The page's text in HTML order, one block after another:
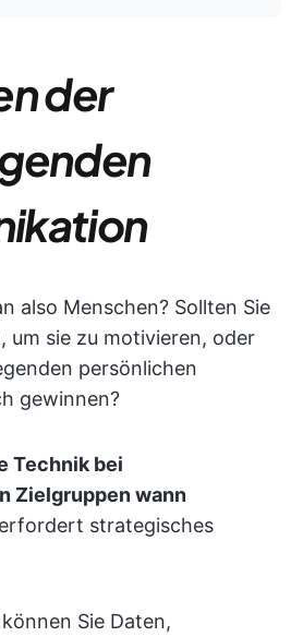
der
also Menschen? Sollten Sie
um sie zu motivieren, oder
persönlichen
gewinnen?
Technik bei
Zielgruppen wann
strategisches
Sie Daten,